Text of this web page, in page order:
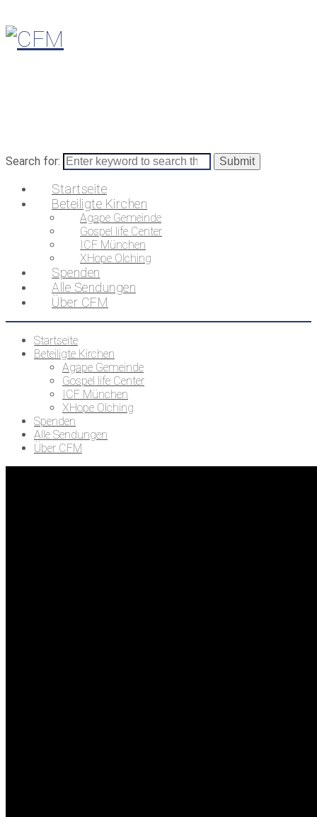
Search for:
Startseite
Beteiligte Kirchen
Agape Gemeinde
Gospel life Center
ICF München
XHope Olching
Spenden
Alle Sendungen
Über CFM
Startseite
Beteiligte Kirchen
Agape Gemeinde
Gospel life Center
ICF München
XHope Olching
Spenden
Alle Sendungen
Über CFM